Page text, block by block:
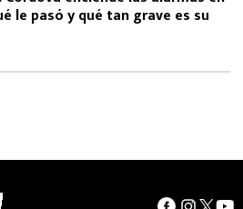
le pasó y qué tan grave es su